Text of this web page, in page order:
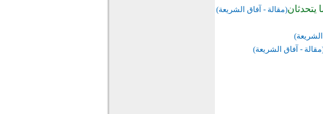
يتحدثان(مقالة - آفاق الشريعة)
- آفاق الشريعة)